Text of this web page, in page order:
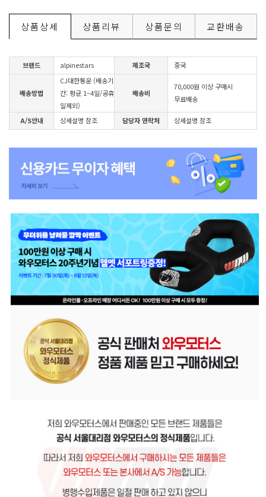
상품상세 상품리뷰 상품문의 교환배송
브랜드 alpinestars 제조국 중국
배송방법
CJ대한통운 (배송기
간: 평균 1~4일/공휴
일제외)
배송비
70,000원 이상 구매시
무료배송
A/S안내 상세설명 참조 담당자 연락처 상세설명 참조